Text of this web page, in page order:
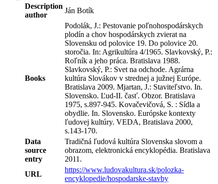
Description
author
Ján Botík
Books
Podolák, J.: Pestovanie poľnohospodárskych
plodín a chov hospodárskych zvierat na
Slovensku od polovice 19. Do polovice 20.
storočia. In: Agrikultúra 4/1965. Slavkovský, P.:
Roľník a jeho práca. Bratislava 1988.
Slavkovský, P.: Svet na odchode. Agrárna
kultúra Slovákov v strednej a južnej Európe.
Bratislava 2009. Mjartan, J.: Staviteľstvo. In.
Slovensko. Ľud-II. časť. Obzor. Bratislava
1975, s.897-945. Kovačevičová, S. : Sídla a
obydlie. In. Slovensko. Európske kontexty
ľudovej kultúry. VEDA, Bratislava 2000,
s.143-170.
Data
source
entry
Tradičná ľudová kultúra Slovenska slovom a
obrazom, elektronická encyklopédia. Bratislava
2011.
URL
https://www.ludovakultura.sk/polozka-
encyklopedie/hospodarske-stavby